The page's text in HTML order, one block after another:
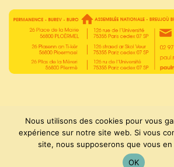
PaulMolac © Tous droits
Nous utilisons des cookies pour vous
expérience sur notre site web. Si vous
site, nous supposerons que vous
OK